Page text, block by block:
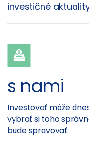
investičné
s nami
Investovať môže
vybrať si toho
bude spravovať.